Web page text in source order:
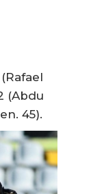
(Rafael
(Abdu
45).